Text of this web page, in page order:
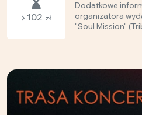
102 zł
Dodatkowe
organizatora
"Soul Mission"